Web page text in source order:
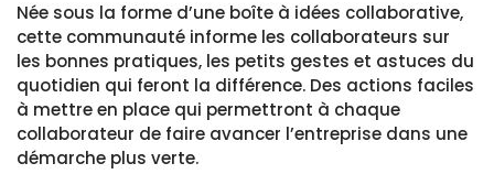
Née sous la forme d’une boîte à idées collaborative,
cette communauté informe les collaborateurs sur
les bonnes pratiques, les petits gestes et astuces du
quotidien qui feront la différence. Des actions faciles
à mettre en place qui permettront à chaque
collaborateur de faire avancer l’entreprise dans une
démarche plus verte.